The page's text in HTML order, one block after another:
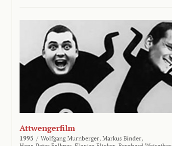
Attwengerfilm
1995 / Wolfgang Murnberger, Markus Binder,